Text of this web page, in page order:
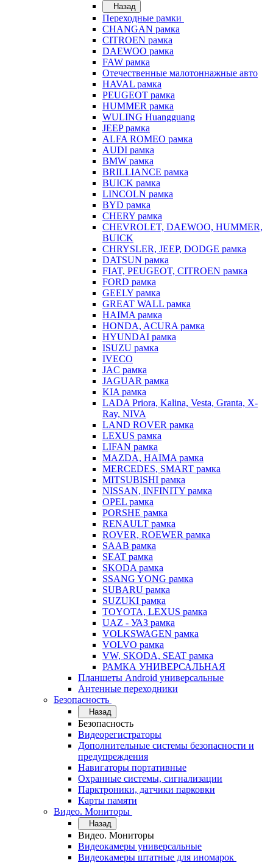
Назад
Переходные рамки
CHANGAN рамка
CITROEN рамка
DAEWOO рамка
FAW рамка
Отечественные малотоннажные авто
HAVAL рамка
PEUGEOT рамка
HUMMER рамка
WULING Huangguang
JEEP рамка
ALFA ROMEO рамка
AUDI рамка
BMW рамка
BRILLIANCE рамка
BUICK рамка
LINCOLN рамка
BYD рамка
CHERY рамка
CHEVROLET, DAEWOO, HUMMER,
BUICK
CHRYSLER, JEEP, DODGE рамка
DATSUN рамка
FIAT, PEUGEOT, CITROEN рамка
FORD рамка
GEELY рамка
GREAT WALL рамка
HAIMA рамка
HONDA, ACURA рамка
HYUNDAI рамка
ISUZU рамка
IVECO
JAC рамка
JAGUAR рамка
KIA рамка
LADA Priora, Kalina, Vesta, Granta, X-
Ray, NIVA
LAND ROVER рамка
LEXUS рамка
LIFAN рамка
MAZDA, HAIMA рамка
MERCEDES, SMART рамка
MITSUBISHI рамка
NISSAN, INFINITY рамка
OPEL рамка
PORSHE рамка
RENAULT рамка
ROVER, ROEWER рамка
SAAB рамка
SEAT рамка
SKODA рамка
SSANG YONG рамка
SUBARU рамка
SUZUKI рамка
TOYOTA, LEXUS рамка
UAZ - УАЗ рамка
VOLKSWAGEN рамка
VOLVO рамка
VW, SKODA, SEAT рамка
РАМКА УНИВЕРСАЛЬНАЯ
Планшеты Android универсальные
Антенные переходники
Безопасность
Назад
Безопасность
Видеорегистраторы
Дополнительные системы безопасности и
предупреждения
Навигаторы портативные
Охранные системы, сигнализации
Парктроники, датчики парковки
Карты памяти
Видео. Мониторы
Назад
Видео. Мониторы
Видеокамеры универсальные
Видеокамеры штатные для иномарок